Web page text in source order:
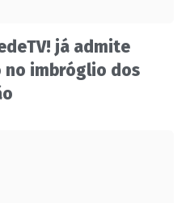
já admite
no imbróglio dos